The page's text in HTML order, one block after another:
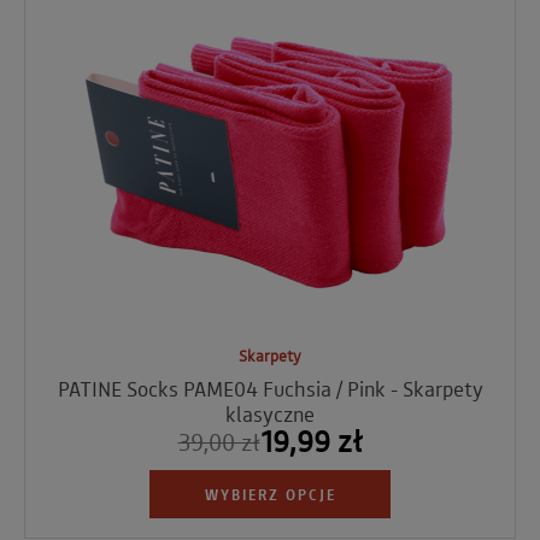
Skarpety
PATINE Socks PAME04 Fuchsia / Pink - Skarpety
klasyczne
39,00 zł19,99 zł
WYBIERZ OPCJE